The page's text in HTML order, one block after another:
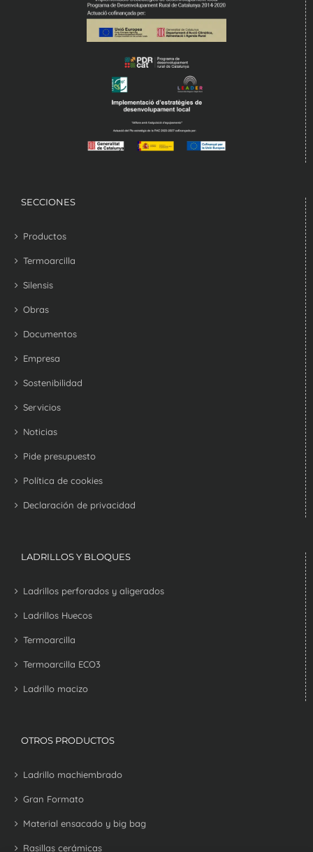
SECCIONES
Productos
Termoarcilla
Silensis
Obras
Documentos
Empresa
Sostenibilidad
Servicios
Noticias
Pide presupuesto
Política de cookies
Declaración de privacidad
LADRILLOS Y BLOQUES
Ladrillos perforados y aligerados
Ladrillos Huecos
Termoarcilla
Termoarcilla ECO3
Ladrillo macizo
OTROS PRODUCTOS
Ladrillo machiembrado
Gran Formato
Material ensacado y big bag
Rasillas cerámicas